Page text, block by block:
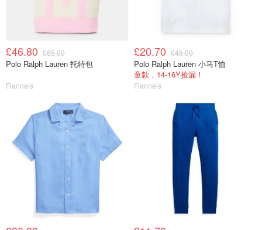
£46.80 £65.00
Polo Ralph Lauren 托特包
Flannels
£20.70 £45.00
Polo Ralph Lauren 小马T恤
童款，14-16Y捡漏！
Flannels